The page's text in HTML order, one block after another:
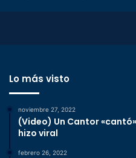
Lo más visto
noviembre 27, 2022
(Video) Un Cantor
hizo viral
febrero 26, 2022